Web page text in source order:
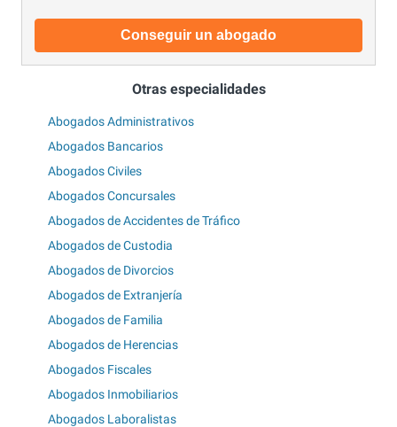
Conseguir un abogado
Otras especialidades
Abogados Administrativos
Abogados Bancarios
Abogados Civiles
Abogados Concursales
Abogados de Accidentes de Tráfico
Abogados de Custodia
Abogados de Divorcios
Abogados de Extranjería
Abogados de Familia
Abogados de Herencias
Abogados Fiscales
Abogados Inmobiliarios
Abogados Laboralistas